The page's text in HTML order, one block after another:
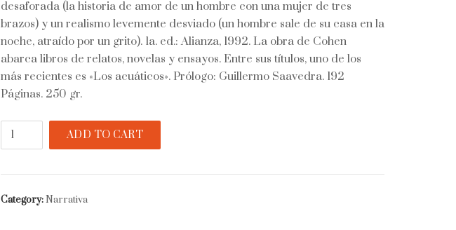
desaforada (la historia de amor de un hombre con una mujer de tres
brazos) y un realismo levemente desviado (un hombre sale de su casa en la
noche, atraído por un grito). 1a. ed.: Alianza, 1992. La obra de Cohen
abarca libros de relatos, novelas y ensayos. Entre sus títulos, uno de los
más recientes es «Los acuáticos». Prólogo: Guillermo Saavedra. 192
Páginas. 250 gr.
lo
mismo
quantity
ADD TO CART
Category:Narrativa